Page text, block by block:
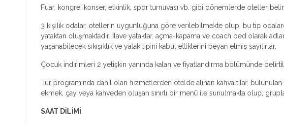
Fuar, kongre, konser, etkinlik, spor turnuvası vb. gibi dönemlerde oteller
3 kişilik odalar, otellerin uygunluğuna göre verilebilmekte olup, bu tip
yataktan oluşmaktadır. İlave yataklar, açma-kapama ve coach bed olarak
yaşanabilecek sıkışıklık ve yatak tipini kabul ettiklerini beyan etmiş sayılırlar.
Çocuk indirimleri 2 yetişkin yanında kalan ve fiyatlandırma bölümünde
Tur programında dahil olan hizmetlerden otelde alınan kahvaltılar,
ekmek, çay veya kahveden oluşan sınırlı bir menü ile sunulmakta olup,
SAAT DİLİMİ